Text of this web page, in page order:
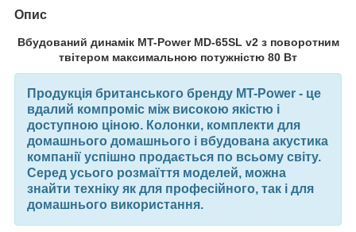
Опис
Вбудований динамік MT-Power MD-65SL v2 з поворотним
твітером максимальною потужністю 80 Вт
Продукція британського бренду MT-Power - це
вдалий компроміс між високою якістю і
доступною ціною. Колонки, комплекти для
домашнього домашнього і вбудована акустика
компанії успішно продається по всьому світу.
Серед усього розмаїття моделей, можна
знайти техніку як для професійного, так і для
домашнього використання.